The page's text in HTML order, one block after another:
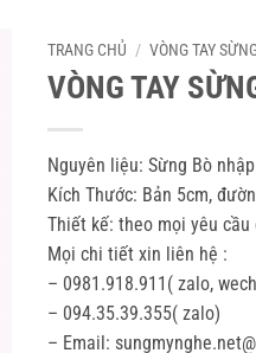
TRANG CHỦ / VÒNG TAY
VÒNG TAY
Nguyên liệu: Sừng Bò
Kích Thước: Bản 5cm,
Thiết kế: theo mọi yêu cầu
Mọi chi tiết xin liên hệ :
– 0981.918.911( zalo,
– 094.35.39.355( zalo)
– Email: